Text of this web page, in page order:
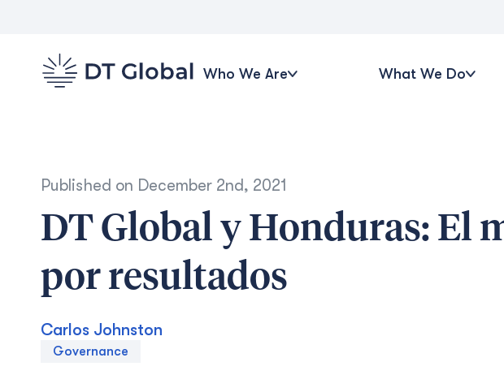
Who We Are What We Do
Published on December 2nd, 2021
DT Global y Honduras: El
por resultados
Carlos Johnston
Governance